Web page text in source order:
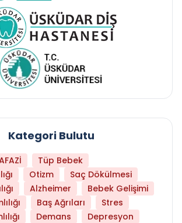
Kategori Bulutu
Tüp Bebek
Otizm
Saç Dökülmesi
Alzheimer
Bebek Gelişimi
Baş Ağrıları
Stres
Demans
Depresyon